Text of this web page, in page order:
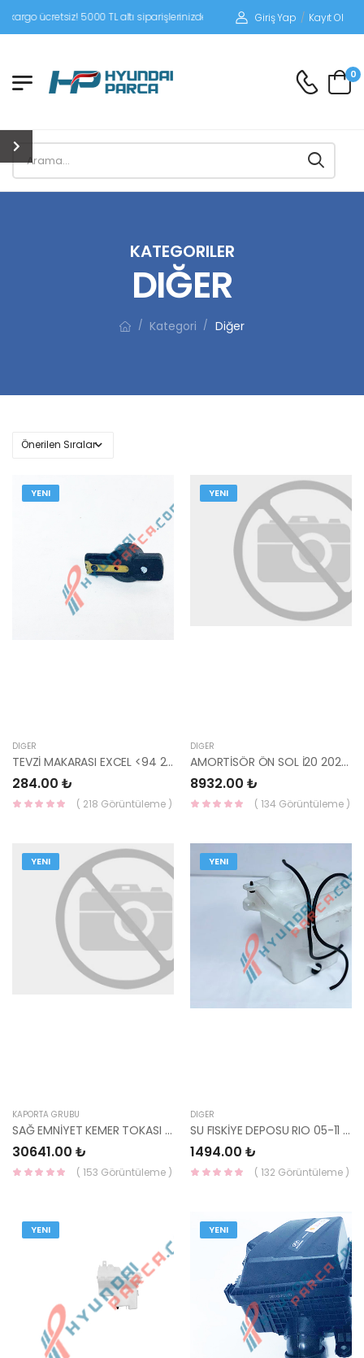
5000 TL altı siparişlerinizde siparişleriniz alıcı ödemeli gönderilir.
Giriş Yap / Kayıt Ol
0
KATEGORILER
DIĞER
/ Kategori / Diğer
YENI
DIĞER
TEVZİ MAKARASI EXCEL <94 27131-11000-HMC
284.00 ₺
( 218 Görüntüleme )
YENI
DIĞER
AMORTİSÖR ÖN SOL İ20 2020- 54651-Q0FA0-MOBIS-S
8932.00 ₺
( 134 Görüntüleme )
YENI
KAPORTA GRUBU
SAĞ EMNİYET KEMER TOKASI İ20 2021- 88840-Q0000NNB-MOBIS-S
30641.00 ₺
( 153 Görüntüleme )
YENI
DIĞER
SU FISKİYE DEPOSU RIO 05-11 98610-1G101-HMC
1494.00 ₺
( 132 Görüntüleme )
YENI YENI